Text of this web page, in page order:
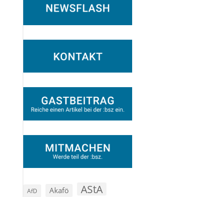
AfD Akafö AStA